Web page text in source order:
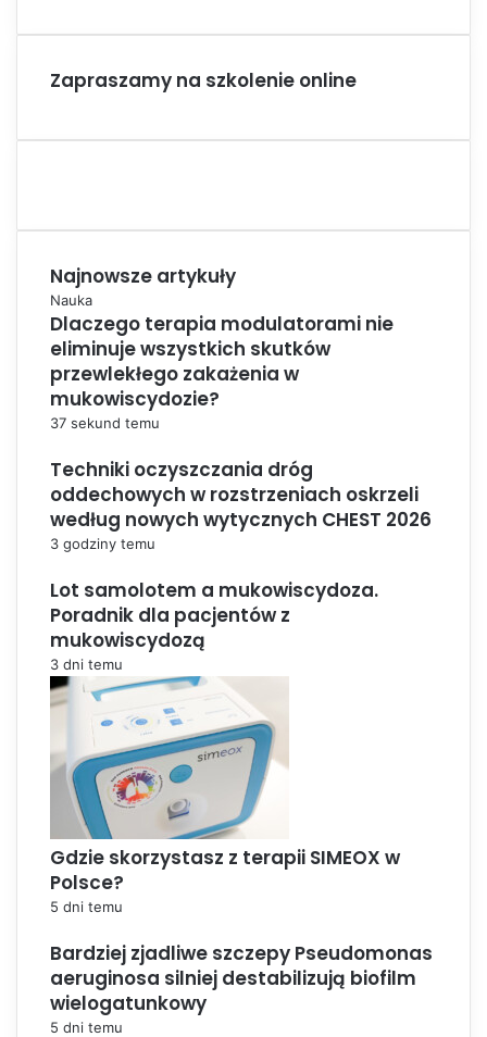
Zapraszamy na szkolenie online
Najnowsze artykuły
Nauka
Dlaczego terapia modulatorami nie
eliminuje wszystkich skutków
przewlekłego zakażenia w
mukowiscydozie?
37 sekund temu
Techniki oczyszczania dróg
oddechowych w rozstrzeniach oskrzeli
według nowych wytycznych CHEST 2026
3 godziny temu
Lot samolotem a mukowiscydoza.
Poradnik dla pacjentów z
mukowiscydozą
3 dni temu
Gdzie skorzystasz z terapii SIMEOX w
Polsce?
5 dni temu
Bardziej zjadliwe szczepy Pseudomonas
aeruginosa silniej destabilizują biofilm
wielogatunkowy
5 dni temu